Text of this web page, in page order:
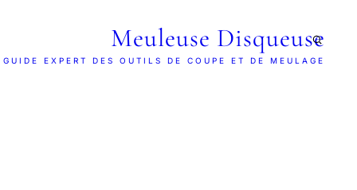
Meuleuse Disqueuse
GUIDE EXPERT DES OUTILS DE COUPE ET DE MEULAGE